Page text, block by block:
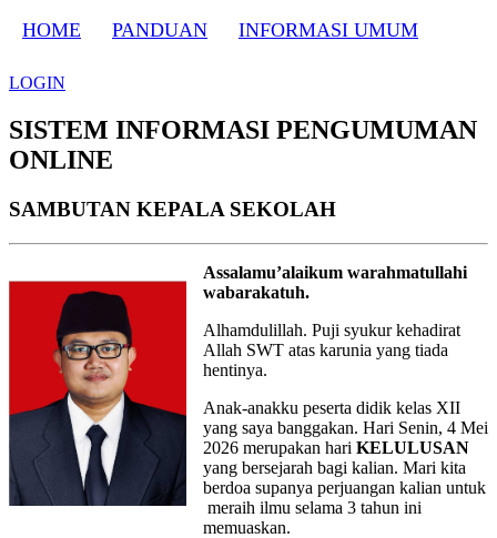
HOME PANDUAN INFORMASI UMUM
LOGIN
SISTEM INFORMASI PENGUMUMAN
ONLINE
SAMBUTAN KEPALA SEKOLAH
Assalamu’alaikum warahmatullahi
wabarakatuh.
Alhamdulillah. Puji syukur kehadirat
Allah SWT atas karunia yang tiada
hentinya.
Anak-anakku peserta didik kelas XII
yang saya banggakan. Hari Senin, 4 Mei
2026 merupakan hari KELULUSAN
yang bersejarah bagi kalian. Mari kita
berdoa supanya perjuangan kalian untuk
meraih ilmu selama 3 tahun ini
memuaskan.